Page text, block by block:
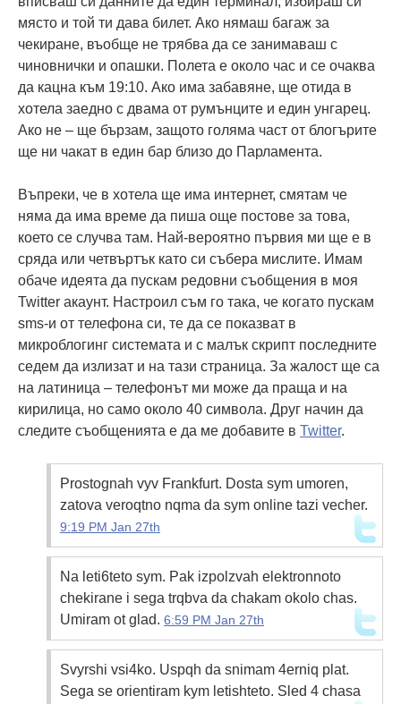
място и той ти дава билет. Ако нямаш багаж за
чекиране, въобще не трябва да се занимаваш с
чиновнички и опашки. Полета е около час и се очаква
да кацна към 19:10. Ако има забавяне, ще отида в
хотела заедно с двама от румънците и един унгарец.
Ако не – ще бързам, защото голяма част от блогърите
ще ни чакат в един бар близо до Парламента.
Въпреки, че в хотела ще има интернет, смятам че
няма да има време да пиша още постове за това,
което се случва там. Най-вероятно първия ми ще е в
сряда или четвъртък като си събера мислите. Имам
обаче идеята да пускам редовни съобщения в моя
Twitter акаунт. Настроил съм го така, че когато пускам
sms-и от телефона си, те да се показват в
микроблогинг системата и с малък скрипт последните
седем да излизат и на тази страница. За жалост ще са
на латиница – телефонът ми може да праща и на
кирилица, но само около 40 символа. Друг начин да
следите съобщенията е да ме добавите в Twitter.
Prostognah vyv Frankfurt. Dosta sym umoren,
zatova veroqtno nqma da sym online tazi vecher.
9:19 PM Jan 27th
Na leti6teto sym. Pak izpolzvah elektronnoto
chekirane i sega trqbva da chakam okolo chas.
Umiram ot glad. 6:59 PM Jan 27th
Svyrshi vsi4ko. Uspqh da snimam 4erniq plat.
Sega se orientiram kym letishteto. Sled 4 chasa